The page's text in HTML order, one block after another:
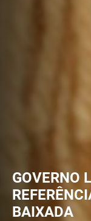
GOVERNO
BAIXADA